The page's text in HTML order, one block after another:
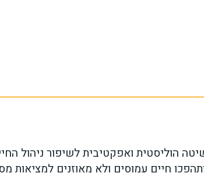
הוליסטית ואפקטיבית לשיפור ניהול
חיים עמוסים ולא מאוזנים למציאות